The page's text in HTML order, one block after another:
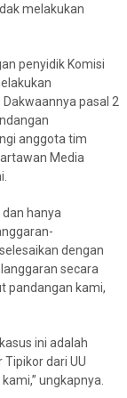
melakukan
penyidik Komisi
pasal 2
anggota tim
Media
hanya
dengan
secara
pandangan kami,
ini adalah
dari UU
ungkapnya.